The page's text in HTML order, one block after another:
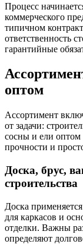
Процесс
коммерческого
типичном
ответственность
гарантийные
оптом
Ассортимент
от задачи:
сосны и ели оптом
прочности и
Доска, брус,
строительства
Доска
для каркасов и
отделки. Важны
определяют